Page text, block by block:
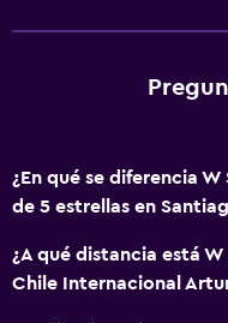
¿En qué se diferencia
de 5 estrellas en
¿A qué distancia está
Chile Internacional